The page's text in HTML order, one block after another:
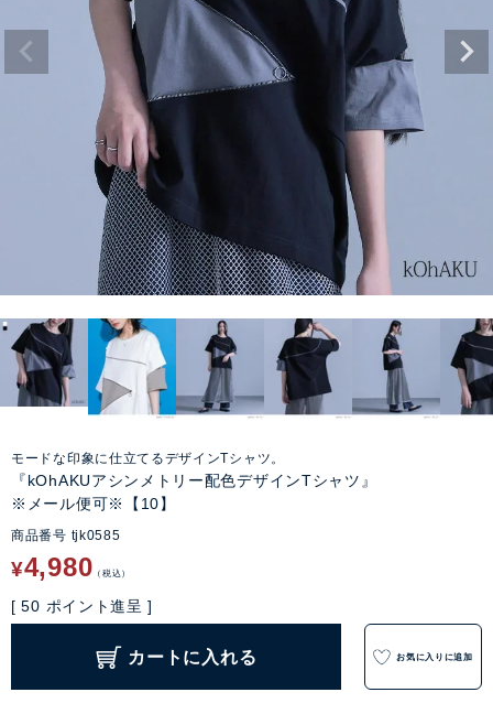
モードな印象に仕立てるデザインTシャツ。
『kOhAKUアシンメトリー配色デザインTシャツ』
※メール便可※【10】
商品番号 tjk0585
¥4,980 税込
[ 50 ポイント進呈 ]
カートに入れる お気に入りに追加